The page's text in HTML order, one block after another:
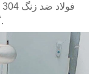
گردش هوا قابل تنظیم را فراهم می کند.